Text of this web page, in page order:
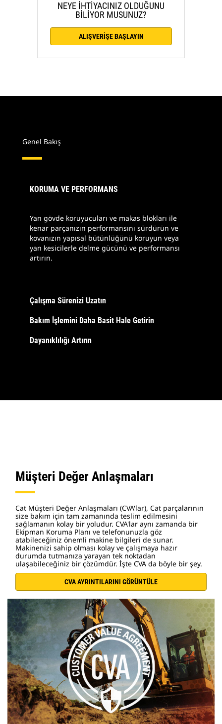
NEYE İHTİYACINIZ OLDUĞUNU
BİLİYOR MUSUNUZ?
ALIŞVERİŞE BAŞLAYIN
Genel Bakış
KORUMA VE PERFORMANS
Yan gövde koruyucuları ve makas blokları ile
kenar parçanızın performansını sürdürün ve
kovanızın yapısal bütünlüğünü koruyun veya
yan kesicilerle delme gücünü ve performansı
artırın.
Çalışma Sürenizi Uzatın
Bakım İşlemini Daha Basit Hale Getirin
Dayanıklılığı Artırın
Müşteri Değer Anlaşmaları
Cat Müşteri Değer Anlaşmaları (CVA'lar), Cat parçalarının
size bakım için tam zamanında teslim edilmesini
sağlamanın kolay bir yoludur. CVA'lar aynı zamanda bir
Ekipman Koruma Planı ve telefonunuzla göz
atabileceğiniz önemli makine bilgileri de sunar.
Makinenizi sahip olması kolay ve çalışmaya hazır
durumda tutmanıza yarayan tek noktadan
ulaşabileceğiniz bir çözümdür. İşte CVA da böyle bir şey.
CVA AYRINTILARINI GÖRÜNTÜLE